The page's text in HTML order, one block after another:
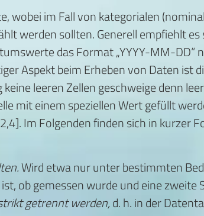
wobei im Fall von kategorialen
werden sollten. Generell empfiehlt
das Format „YYYY-MM-DD“
Aspekt beim Erheben von Daten ist
leeren Zellen geschweige denn
mit einem speziellen Wert gefüllt
Im Folgenden finden sich in kurzer
Wird etwa nur unter bestimmten
ob gemessen wurde und eine
getrennt werden,d. h. in der